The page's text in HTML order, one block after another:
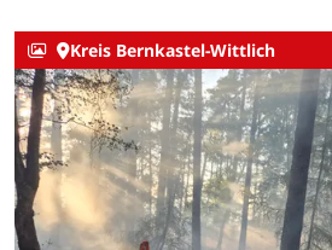
Kreis Bernkastel-Wittlich